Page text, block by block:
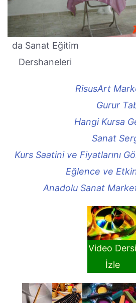
da Sanat Eğitim
Dershaneleri
RisusArt
Gurur
Hangi Kursa
Sanat
Kurs Saatini ve Fiyatlarını
Eğlence ve
Anadolu Sanat
Video Dersi
İzle